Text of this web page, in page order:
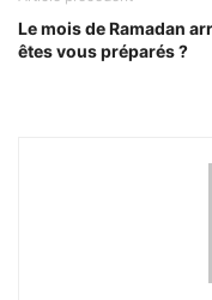
Le mois de Ramadan
êtes vous préparés ?